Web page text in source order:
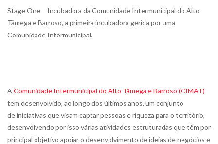
Stage One – Incubadora da Comunidade Intermunicipal do Alto
Tâmega e Barroso, a primeira incubadora gerida por uma
Comunidade Intermunicipal.
A Comunidade Intermunicipal do Alto Tâmega e Barroso (CIMAT)
tem desenvolvido, ao longo dos últimos anos, um conjunto
de iniciativas que visam captar pessoas e riqueza para o território,
desenvolvendo por isso várias atividades estruturadas que têm por
principal objetivo apoiar o desenvolvimento de ideias de negócios e